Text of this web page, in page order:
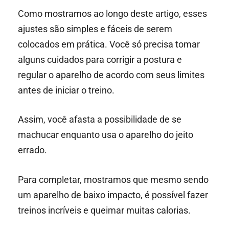
Como mostramos ao longo deste artigo, esses
ajustes são simples e fáceis de serem
colocados em prática. Você só precisa tomar
alguns cuidados para corrigir a postura e
regular o aparelho de acordo com seus limites
antes de iniciar o treino.
Assim, você afasta a possibilidade de se
machucar enquanto usa o aparelho do jeito
errado.
Para completar, mostramos que mesmo sendo
um aparelho de baixo impacto, é possível fazer
treinos incríveis e queimar muitas calorias.